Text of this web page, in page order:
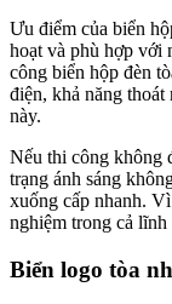
Ưu điểm của biển
hoạt và phù hợp với
công biển hộp đèn
điện, khả năng
này.
Nếu thi công không
trạng ánh sáng
xuống cấp nhanh.
nghiệm trong cả
Biển logo tòa